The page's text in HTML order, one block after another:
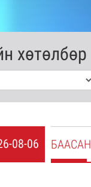
хөтөлбөр
08-06 БААСАН